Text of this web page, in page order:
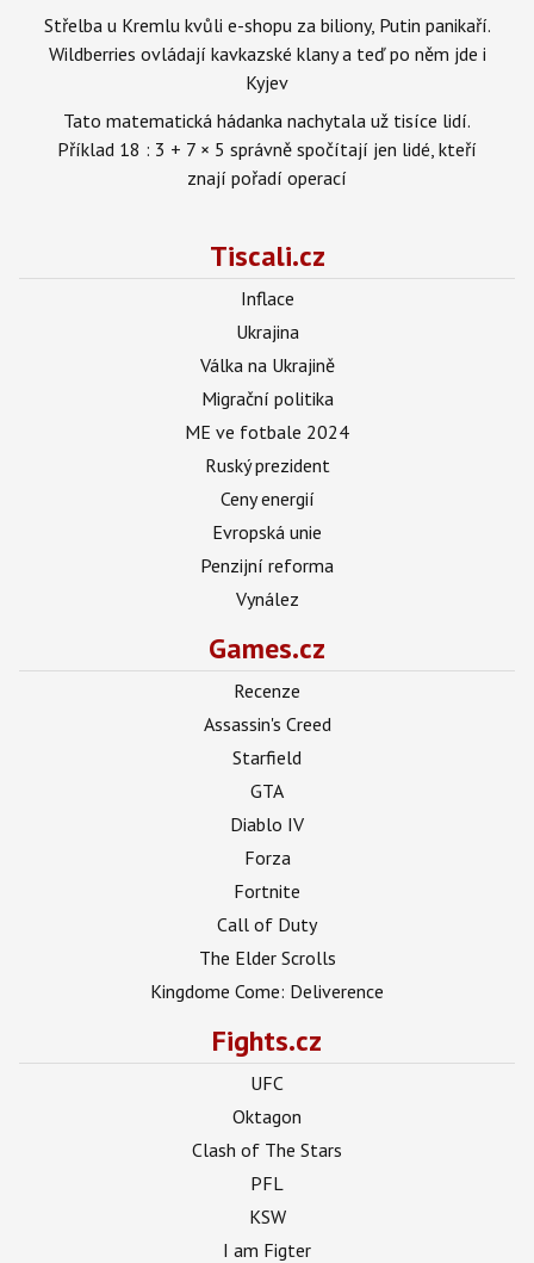
Střelba u Kremlu kvůli e-shopu za biliony, Putin panikaří.
Wildberries ovládají kavkazské klany a teď po něm jde i
Kyjev
Tato matematická hádanka nachytala už tisíce lidí.
Příklad 18 : 3 + 7 × 5 správně spočítají jen lidé, kteří
znají pořadí operací
Tiscali.cz
Inflace
Ukrajina
Válka na Ukrajině
Migrační politika
ME ve fotbale 2024
Ruský prezident
Ceny energií
Evropská unie
Penzijní reforma
Vynález
Games.cz
Recenze
Assassin's Creed
Starfield
GTA
Diablo IV
Forza
Fortnite
Call of Duty
The Elder Scrolls
Kingdome Come: Deliverence
Fights.cz
UFC
Oktagon
Clash of The Stars
PFL
KSW
I am Figter